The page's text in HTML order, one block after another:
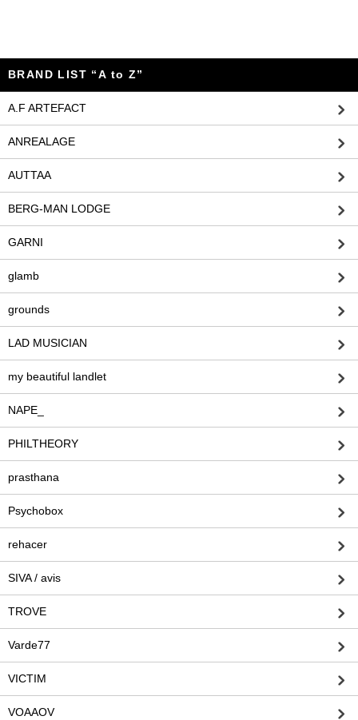
BRAND LIST “A to Z”
A.F ARTEFACT
ANREALAGE
AUTTAA
BERG-MAN LODGE
GARNI
glamb
grounds
LAD MUSICIAN
my beautiful landlet
NAPE_
PHILTHEORY
prasthana
Psychobox
rehacer
SIVA / avis
TROVE
Varde77
VICTIM
VOAAOV